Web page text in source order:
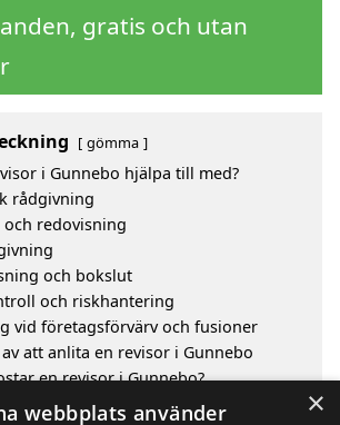
gratis och utan
gömma
i Gunnebo hjälpa till med?
rådgivning
redovisning
och bokslut
och riskhantering
vid företagsförvärv och fusioner
att anlita en revisor i Gunnebo
en revisor i Gunnebo?
välja revisor i Gunnebo
×
webbplats använder